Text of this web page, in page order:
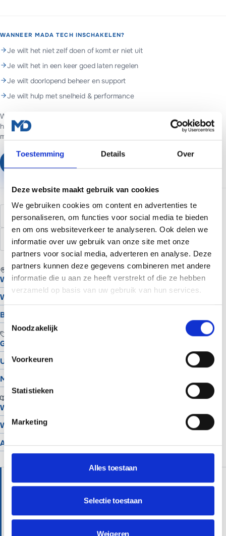
Toestemming Details Over
Deze website maakt gebruik van cookies
We gebruiken cookies om content en advertenties te
personaliseren, om functies voor social media te bieden
en om ons websiteverkeer te analyseren. Ook delen we
informatie over uw gebruik van onze site met onze
partners voor social media, adverteren en analyse. Deze
partners kunnen deze gegevens combineren met andere
informatie die u aan ze heeft verstrekt of die ze hebben
verzameld op basis van uw gebruik van hun services.
Toestemmingsselectie
Noodzakelijk
Voorkeuren
Statistieken
Marketing
Alles toestaan
Selectie toestaan
Weigeren
WANNEER MADA TECH INSCHAKELEN?
Je wilt het niet zelf doen of komt er niet uit
Je wilt het in een keer goed laten regelen
Je wilt doorlopend beheer en support
Je wilt hulp met snelheid & performance
Web- en marketingpartner in Assen. Websites voor ondernemers in
heel Nederland.
Websites vanaf €699 of €65 per maand inclusief
managed hosting en basis SEO.
render-blocking css javascript performance
pagespeed
REGIO
Website laten maken in Assen
Website laten maken in Groningen
Bekijk alle locaties
Gratis Logo Maker
UTM Builder
Meta Snippet Generator
Website voor schilders
Website voor hoveniers
Alle branches
HULP NODIG?
Wij helpen je graag verder met persoonlijk advies.
Professionele websites vanaf €699 of €65 per
maand inclusief beheer.